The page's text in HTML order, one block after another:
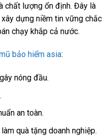
chất lượng ổn định. Đây là
dựng niềm tin vững chắc
chạy khắp cả nước.
bảo hiểm asia:
nóng đầu.
an toàn.
quà tặng doanh nghiệp.